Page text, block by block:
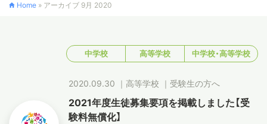
高等学校
クロスカリキュラム
Home » アーカイブ 9月 2020
中学校 高等学校 中学校・高等学校
2020.09.30 ｜ 高等学校 ｜ 受験生の方へ
2021年度生徒募集要項を掲載しました【受
験料無償化】